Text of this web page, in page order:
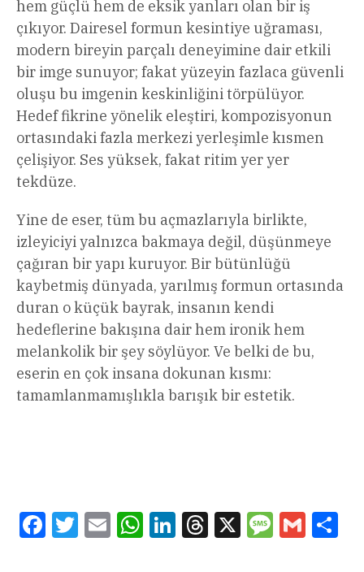
hem güçlü hem de eksik yanları olan bir iş
çıkıyor. Dairesel formun kesintiye uğraması,
modern bireyin parçalı deneyimine dair etkili
bir imge sunuyor; fakat yüzeyin fazlaca güvenli
oluşu bu imgenin keskinliğini törpülüyor.
Hedef fikrine yönelik eleştiri, kompozisyonun
ortasındaki fazla merkezi yerleşimle kısmen
çelişiyor. Ses yüksek, fakat ritim yer yer
tekdüze.
Yine de eser, tüm bu açmazlarıyla birlikte,
izleyiciyi yalnızca bakmaya değil, düşünmeye
çağıran bir yapı kuruyor. Bir bütünlüğü
kaybetmiş dünyada, yarılmış formun ortasında
duran o küçük bayrak, insanın kendi
hedeflerine bakışına dair hem ironik hem
melankolik bir şey söylüyor. Ve belki de bu,
eserin en çok insana dokunan kısmı:
tamamlanmamışlıkla barışık bir estetik.
FacebookTwitterEmail WhatsAppLinkedInThreads
X Message
Gmail